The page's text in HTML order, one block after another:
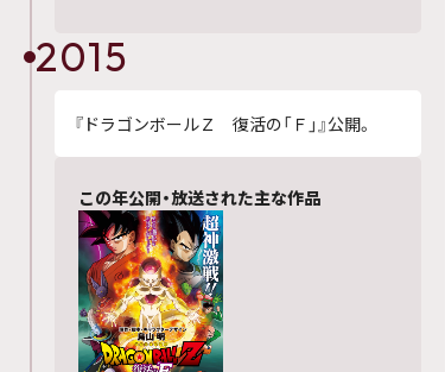
2015
『ドラゴンボールＺ 復活の「Ｆ」』公開。
この年公開・放送された主な作品